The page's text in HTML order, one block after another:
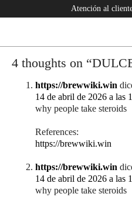
Atención al
4 thoughts on “
https://brewwiki.win
14 de abril de 2026 a las
why people take steroids
References:
https://brewwiki.win
https://brewwiki.win
14 de abril de 2026 a las
why people take steroids